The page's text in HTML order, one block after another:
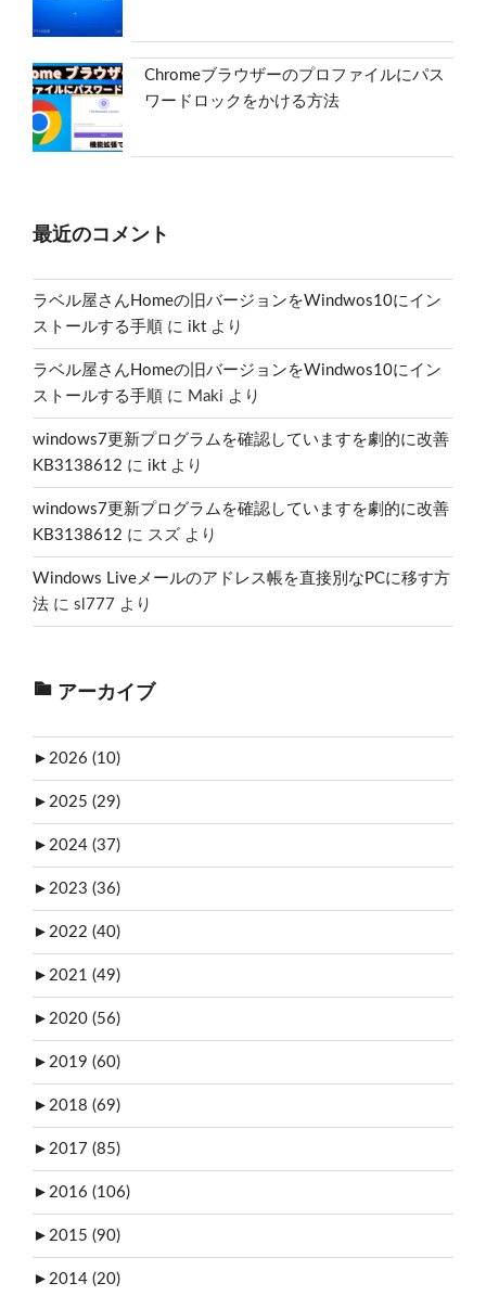
Chromeブラウザーのプロファイルにパス
ワードロックをかける方法
最近のコメント
ラベル屋さんHomeの旧バージョンをWindwos10にイン
ストールする手順 に ikt より
ラベル屋さんHomeの旧バージョンをWindwos10にイン
ストールする手順 に Maki より
windows7更新プログラムを確認していますを劇的に改善
KB3138612 に ikt より
windows7更新プログラムを確認していますを劇的に改善
KB3138612 に スズ より
Windows Liveメールのアドレス帳を直接別なPCに移す方
法 に sl777 より
アーカイブ
► 2026 (10)
► 2025 (29)
► 2024 (37)
► 2023 (36)
► 2022 (40)
► 2021 (49)
► 2020 (56)
► 2019 (60)
► 2018 (69)
► 2017 (85)
► 2016 (106)
► 2015 (90)
► 2014 (20)